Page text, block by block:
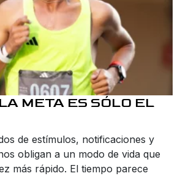
META ES SÓLO EL
de estímulos, notificaciones y
obligan a un modo de vida que
más rápido. El tiempo parece